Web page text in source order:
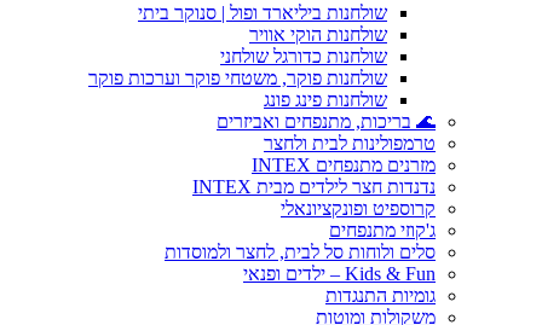
שולחנות ביליארד ופול | סנוקר ביתי
שולחנות הוקי אוויר
שולחנות כדורגל שולחני
שולחנות פוקר, משטחי פוקר וערכות פוקר
שולחנות פינג פונג
🌊 בריכות, מתנפחים ואביזרים
טרמפולינות לבית ולחצר
מזרנים מתנפחים INTEX
נדנדות חצר לילדים מבית INTEX
קרוספיט ופונקציונאלי
ג'קוזי מתנפחים
סלים ולוחות סל לבית, לחצר ולמוסדות
Kids & Fun – ילדים ופנאי
גומיות התנגדות
משקולות ומוטות